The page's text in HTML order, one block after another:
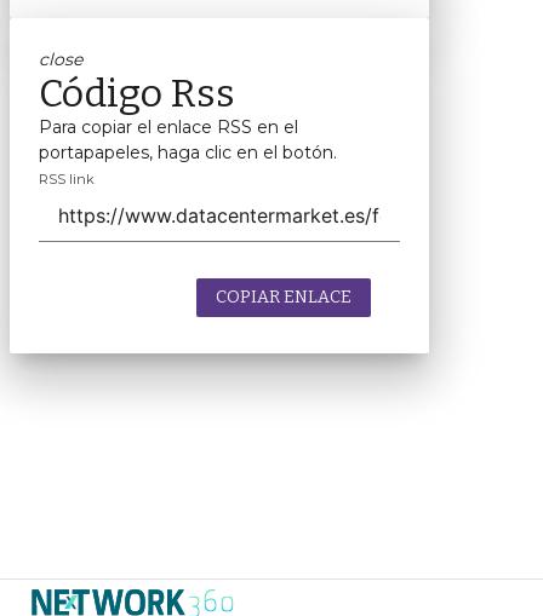
close
Código Rss
Para copiar el enlace RSS en el
portapapeles, haga clic en el botón.
RSS link
COPIAR ENLACE